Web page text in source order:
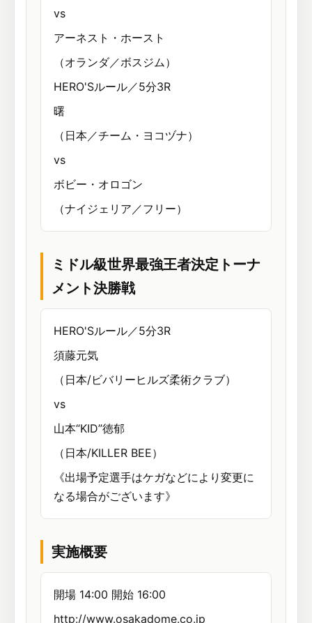
vs
アーネスト・ホースト
（オランダ／ボスジム）
HERO'Sルール／5分3R
曙
（日本／チーム・ヨコヅナ）
vs
ボビー・オロゴン
（ナイジェリア／フリー）
ミドル級世界最強王者決定トーナ
メント決勝戦
HERO'Sルール／5分3R
須藤元気
（日本/ビバリーヒルズ柔術クラブ）
vs
山本“KID”徳郁
（日本/KILLER BEE）
《出場予定選手はケガなどにより変更に
なる場合がございます》
実施概要
開場 14:00 開始 16:00
http://www.osakadome.co.jp